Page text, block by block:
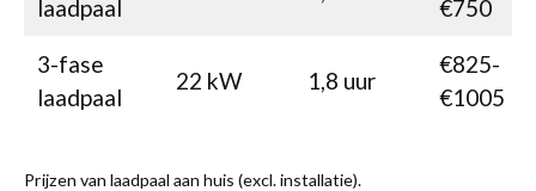
laadpaal €750
3-fase
laadpaal
22 kW 1,8 uur
€825-
€1005
Prijzen van laadpaal aan huis (excl. installatie).